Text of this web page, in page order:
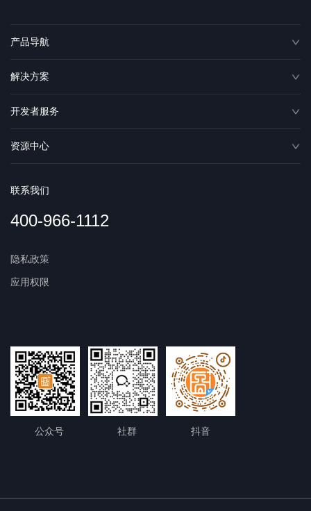
产品导航
解决方案
开发者服务
资源中心
联系我们
400-966-1112
隐私政策
应用权限
公众号 社群 抖音